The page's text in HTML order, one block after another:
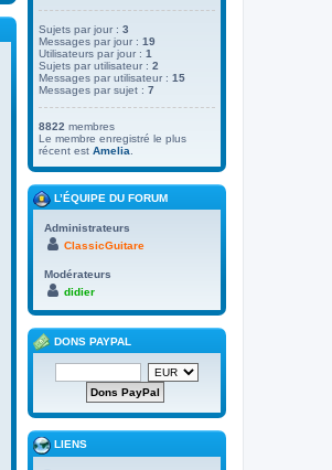
Sujets par jour : 3
Messages par jour : 19
Utilisateurs par jour : 1
Sujets par utilisateur : 2
Messages par utilisateur : 15
Messages par sujet : 7
8822 membres
Le membre enregistré le plus
récent est Amelia
L’ÉQUIPE DU FORUM
Administrateurs
ClassicGuitare
Modérateurs
didier
DONS PAYPAL
LIENS